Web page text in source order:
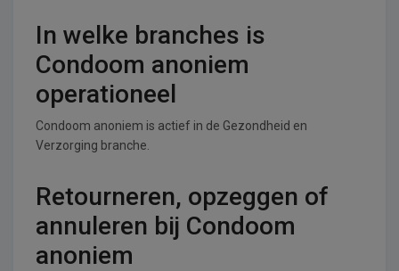
In welke branches is
Condoom anoniem
operationeel
Condoom anoniem is actief in de Gezondheid en
Verzorging branche.
Retourneren, opzeggen of
annuleren bij Condoom
anoniem